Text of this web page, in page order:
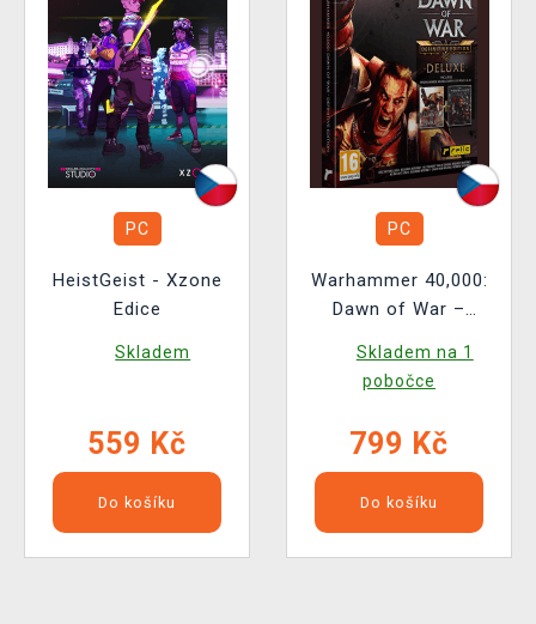
PC
HeistGeist - Xzone
Edice
Skladem
559 Kč
Do košíku
PC
Warhammer 40,000:
Dawn of War –
Deluxe
Skladem na 1
pobočce
799 Kč
Do košíku